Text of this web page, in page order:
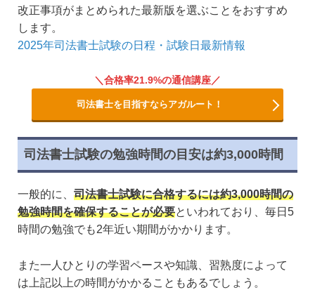
改正事項がまとめられた最新版を選ぶことをおすすめ
します。
2025年司法書士試験の日程・試験日最新情報
合格率21.9%の通信講座
司法書士を目指すならアガルート！
司法書士試験の勉強時間の目安は約3,000時間
一般的に、 司法書士試験に合格するには約3,000時間の
勉強時間を確保することが必要といわれており、毎日5
時間の勉強でも2年近い期間がかかります。
また一人ひとりの学習ペースや知識、習熟度によって
は上記以上の時間がかかることもあるでしょう。